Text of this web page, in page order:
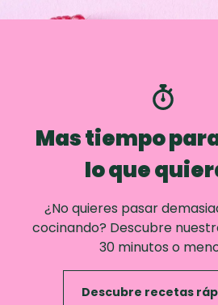
Mas tiempo
lo que
¿No quieres pasar
cocinando? Descubre
30 minutos o
Descubre recetas